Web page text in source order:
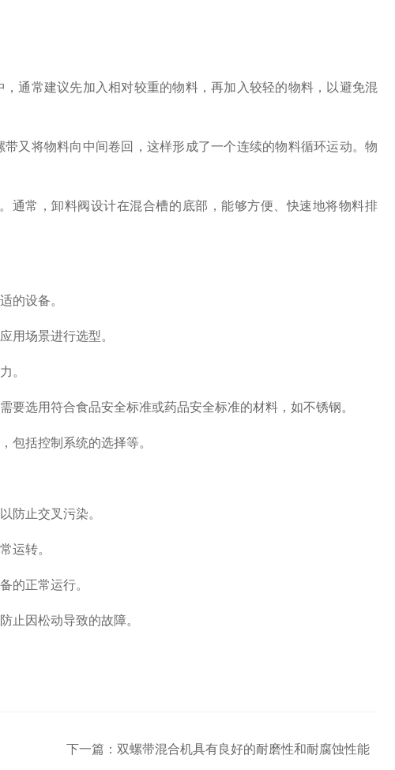
常建议先加入相对较重的物料，再加入较轻的物料，以避免混
将物料向中间卷回，这样形成了一个连续的物料循环运动。物
常，卸料阀设计在混合槽的底部，能够方便、快速地将物料排
的设备。
场景进行选型。
。
选用符合食品安全标准或药品安全标准的材料，如不锈钢。
括控制系统的选择等。
止交叉污染。
运转。
正常运行。
因松动导致的故障。
下一篇： 双螺带混合机具有良好的耐磨性和耐腐蚀性能